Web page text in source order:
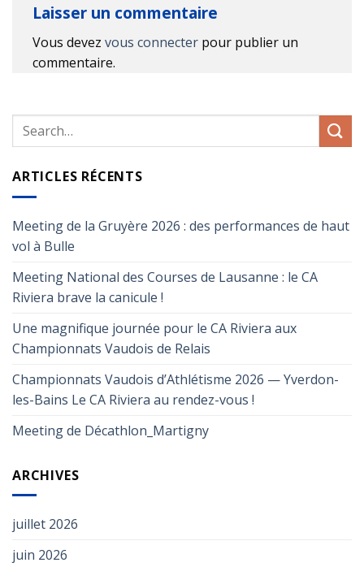
Laisser un commentaire
Vous devez vous connecter pour publier un
commentaire.
ARTICLES RÉCENTS
Meeting de la Gruyère 2026 : des performances de haut
vol à Bulle
Meeting National des Courses de Lausanne : le CA
Riviera brave la canicule !
Une magnifique journée pour le CA Riviera aux
Championnats Vaudois de Relais
Championnats Vaudois d’Athlétisme 2026 — Yverdon-
les-Bains Le CA Riviera au rendez-vous !
Meeting de Décathlon_Martigny
ARCHIVES
juillet 2026
juin 2026